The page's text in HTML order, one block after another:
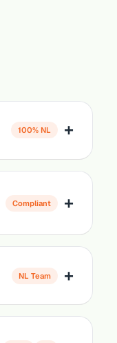
100% NL
Compliant
NL Team